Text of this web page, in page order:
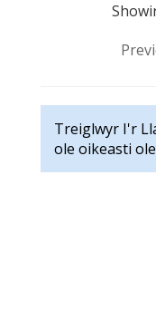
Treiglwyr I'r
ole oikeasti